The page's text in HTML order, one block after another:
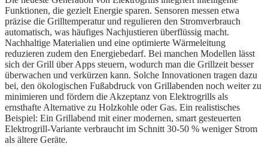
Funktionen, die gezielt Energie sparen. Sensoren messen etwa
präzise die Grilltemperatur und regulieren den Stromverbrauch
automatisch, was häufiges Nachjustieren überflüssig macht.
Nachhaltige Materialien und eine optimierte Wärmeleitung
reduzieren zudem den Energiebedarf. Bei manchen Modellen lässt
sich der Grill über Apps steuern, wodurch man die Grillzeit besser
überwachen und verkürzen kann. Solche Innovationen tragen dazu
bei, den ökologischen Fußabdruck von Grillabenden noch weiter zu
minimieren und fördern die Akzeptanz von Elektrogrills als
ernsthafte Alternative zu Holzkohle oder Gas. Ein realistisches
Beispiel: Ein Grillabend mit einer modernen, smart gesteuerten
Elektrogrill-Variante verbraucht im Schnitt 30-50 % weniger Strom
als ältere Geräte.